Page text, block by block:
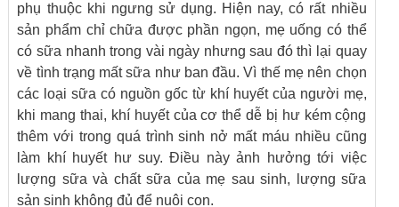
phụ thuộc khi ngưng sử dụng. Hiện nay, có rất nhiều
sản phẩm chỉ chữa được phần ngọn, mẹ uống có thể
có sữa nhanh trong vài ngày nhưng sau đó thì lại quay
về tình trạng mất sữa như ban đầu. Vì thế mẹ nên chọn
các loại sữa có nguồn gốc từ khí huyết của người mẹ,
khi mang thai, khí huyết của cơ thể dễ bị hư kém cộng
thêm với trong quá trình sinh nở mất máu nhiều cũng
làm khí huyết hư suy. Điều này ảnh hưởng tới việc
lượng sữa và chất sữa của mẹ sau sinh, lượng sữa
sản sinh không đủ để nuôi con.